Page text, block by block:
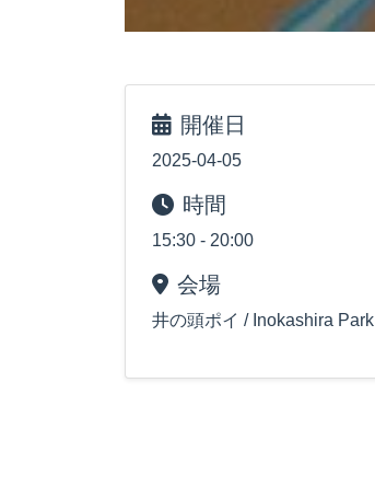
開催日
2025-04-05
時間
15:30 - 20:00
会場
井の頭ポイ / Inokashira Park